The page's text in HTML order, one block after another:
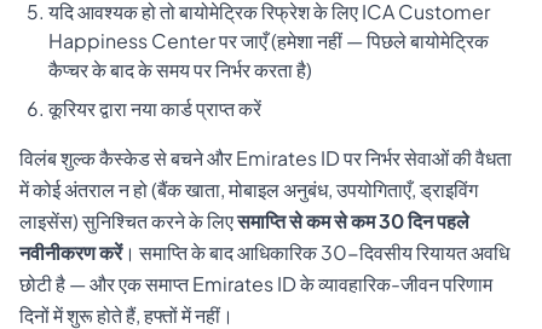
यदि आवश्यक हो तो बायोमेट्रिक रिफ्रेश के लिए ICA Customer
Happiness Center पर जाएँ (हमेशा नहीं — पिछले बायोमेट्रिक
कैप्चर के बाद के समय पर निर्भर करता है)
कूरियर द्वारा नया कार्ड प्राप्त करें
विलंब शुल्क कैस्केड से बचने और Emirates ID पर निर्भर सेवाओं की वैधता
में कोई अंतराल न हो (बैंक खाता, मोबाइल अनुबंध, उपयोगिताएँ, ड्राइविंग
लाइसेंस) सुनिश्चित करने के लिएसमाप्ति से कम से कम 30 दिन पहले
नवीनीकरण करें। समाप्ति के बाद आधिकारिक 30-दिवसीय रियायत अवधि
छोटी है — और एक समाप्त Emirates ID के व्यावहारिक-जीवन परिणाम
दिनों में शुरू होते हैं, हफ्तों में नहीं।